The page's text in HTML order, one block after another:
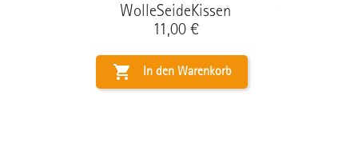
WolleSeideKissen
Preis
11,00 €
 In den Warenkorb